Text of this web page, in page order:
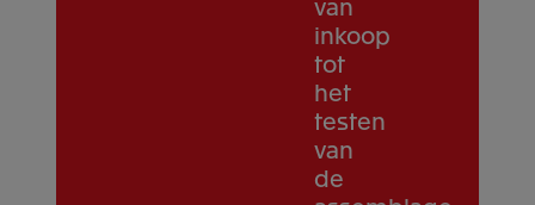
inkoop
tot
het
testen
van
de